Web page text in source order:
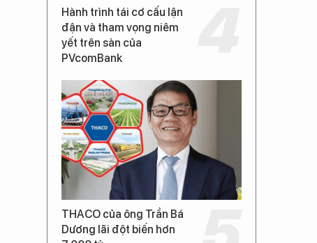
Hành trình tái cơ cấu lận
đận và tham vọng niêm
yết trên sàn của
PVcomBank
THACO của ông Trần Bá
Dương lãi đột biến hơn